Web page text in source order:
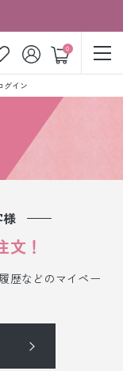
0
ご質問
ープの
こちら
グイン
！
歴などのマイペー